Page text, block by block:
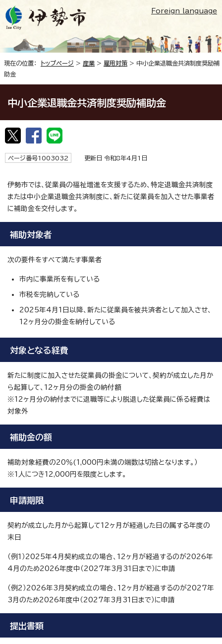
Foreign language
現在の位置： トップページ > 産業 > 雇用対策 > 中小企業退職金共済制度奨励補
助金
中小企業退職金共済制度奨励補助金
ページ番号1003032 更新日 令和8年4月1日
伊勢市では、従業員の福祉増進を支援するため、特定退職金共済制度
または中小企業退職金共済制度に、新たに従業員を加入させた事業者
に補助金を交付します。
補助対象者
次の要件をすべて満たす事業者
市内に事業所を有している
市税を完納している
2025年4月1日以降、新たに従業員を被共済者として加入させ、
12ヶ月分の掛金を納付している
対象となる経費
新たに制度に加入させた従業員の掛金について、契約が成立した月か
ら起算して、12ヶ月分の掛金の納付額
※12ヶ月分の納付までに退職等により脱退した従業員に係る経費は
対象外
補助金の額
補助対象経費の20％(1,000円未満の端数は切捨となります。）
※1人につき12,000円を限度とします。
申請期限
契約が成立した月から起算して12ヶ月が経過した日の属する年度の
末日
（例1）2025年4月契約成立の場合、12ヶ月が経過するのが2026年
4月のため2026年度中（2027年3月31日まで）に申請
（例2）2026年3月契約成立の場合、12ヶ月が経過するのが2027年
3月のため2026年度中（2027年3月31日まで）に申請
提出書類